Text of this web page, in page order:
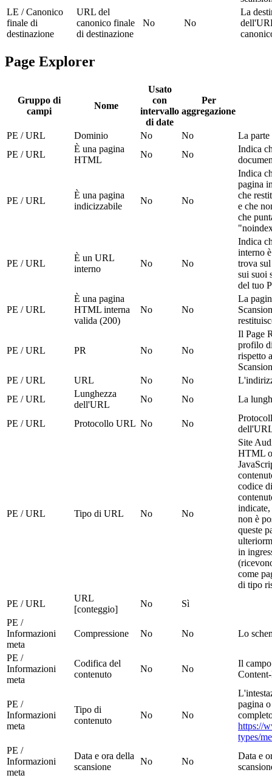
LE / Canonico
finale di
destinazione
URL del
canonico finale
di destinazione
No No
La
Page Explorer
Gruppo di
campi
Nome
Usato
con
intervallo
di date
Per
aggregazione
PE / URL Dominio No No
La
PE / URL
È una pagina
HTML
No No
Indica
PE / URL
È una pagina
indicizzabile
No No
Indica
pagina
che
e che
che
PE / URL
È un URL
interno
No No
Indica
interno
trova
sui suoi
del tuo
PE / URL
È una pagina
HTML interna
valida (200)
No No
La
PE / URL PR No No
Il Page
profilo
rispetto
PE / URL
URL No No
PE / URL
Lunghezza
dell'URL
No No La
PE / URL Protocollo URL No No
PE / URL Tipo di URL No No
Site
HTML o
codice
non è
queste
in
come
di tipo
PE / URL
URL
[conteggio]
No
Sì
PE /
Informazioni
meta
Compressione No No Lo
PE /
Informazioni
meta
Codifica del
contenuto
No No
Il
PE /
Informazioni
meta
Tipo di
contenuto
No No
pagina
https://
types/
PE /
Informazioni
meta
Data e ora della
scansione
No No
Data e